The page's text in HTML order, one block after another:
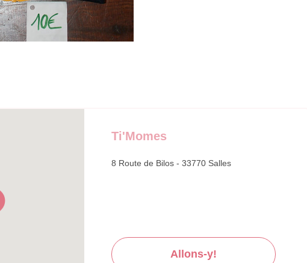
Ti'Momes
8 Route de Bilos - 33770 Salles
Allons-y!